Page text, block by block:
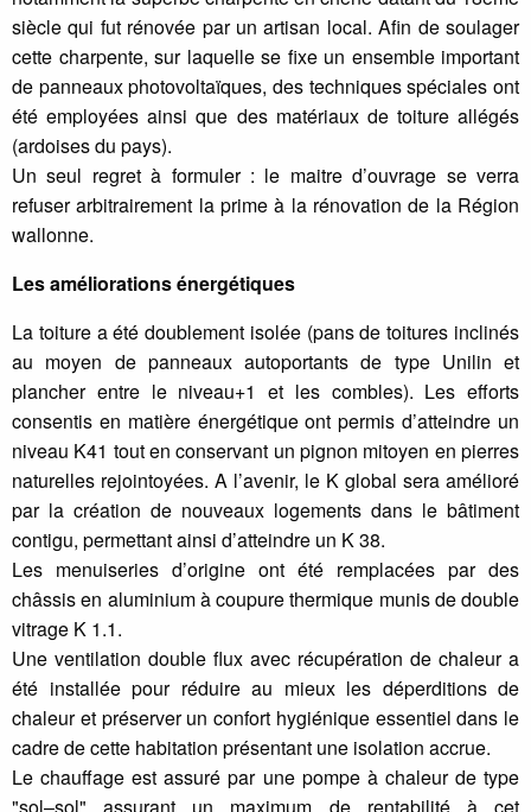
siècle qui fut rénovée par un artisan local. Afin de soulager
cette charpente, sur laquelle se fixe un ensemble important
de panneaux photovoltaïques, des techniques spéciales ont
été employées ainsi que des matériaux de toiture allégés
(ardoises du pays).
Un seul regret à formuler : le maitre d’ouvrage se verra
refuser arbitrairement la prime à la rénovation de la Région
wallonne.
Les améliorations énergétiques
La toiture a été doublement isolée (pans de toitures inclinés
au moyen de panneaux autoportants de type Unilin et
plancher entre le niveau+1 et les combles). Les efforts
consentis en matière énergétique ont permis d’atteindre un
niveau K41 tout en conservant un pignon mitoyen en pierres
naturelles rejointoyées. A l’avenir, le K global sera amélioré
par la création de nouveaux logements dans le bâtiment
contigu, permettant ainsi d’atteindre un K 38.
Les menuiseries d’origine ont été remplacées par des
châssis en aluminium à coupure thermique munis de double
vitrage K 1.1.
Une ventilation double flux avec récupération de chaleur a
été installée pour réduire au mieux les déperditions de
chaleur et préserver un confort hygiénique essentiel dans le
cadre de cette habitation présentant une isolation accrue.
Le chauffage est assuré par une pompe à chaleur de type
"sol–sol" assurant un maximum de rentabilité à cet